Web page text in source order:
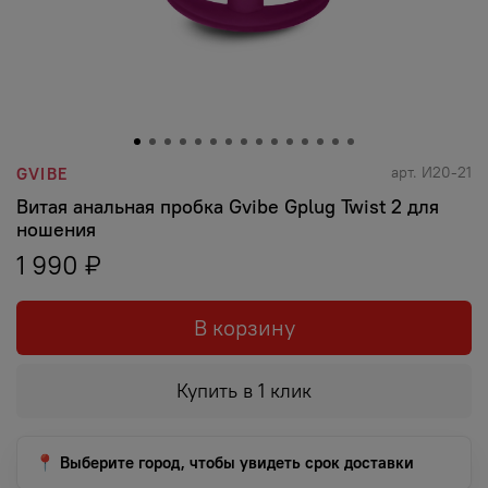
GVIBE арт. И20-21
Витая анальная пробка Gvibe Gplug Twist 2 для
ношения
1 990 ₽
В корзину
Купить в 1 клик
📍 Выберите город, чтобы увидеть срок доставки